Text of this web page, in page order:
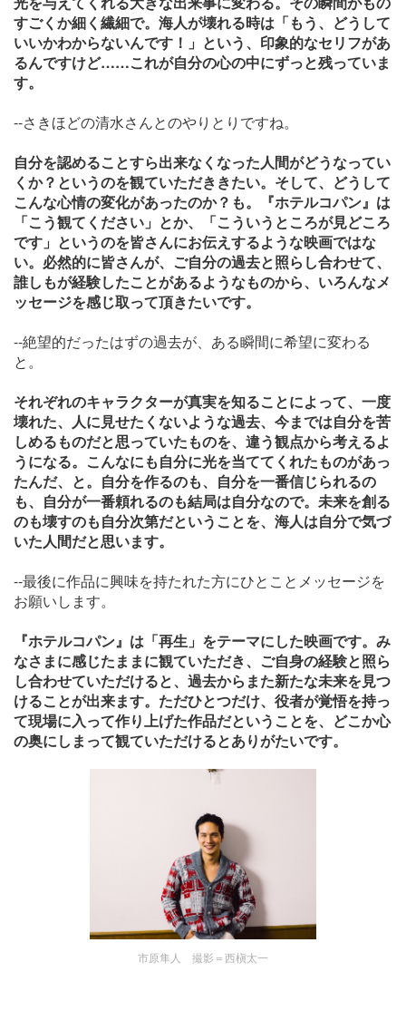
すごくか細く繊細で。海人が壊れる時は「もう、どうして
いいかわからないんです！」という、印象的なセリフがあ
るんですけど……これが自分の心の中にずっと残っていま
す。
--さきほどの清水さんとのやりとりですね。
自分を認めることすら出来なくなった人間がどうなってい
くか？というのを観ていただききたい。そして、どうして
こんな心情の変化があったのか？も。『ホテルコパン』は
「こう観てください」とか、「こういうところが見どころ
です」というのを皆さんにお伝えするような映画ではな
い。必然的に皆さんが、ご自分の過去と照らし合わせて、
誰しもが経験したことがあるようなものから、いろんなメ
ッセージを感じ取って頂きたいです。
--絶望的だったはずの過去が、ある瞬間に希望に変わる
と。
それぞれのキャラクターが真実を知ることによって、一度
壊れた、人に見せたくないような過去、今までは自分を苦
しめるものだと思っていたものを、違う観点から考えるよ
うになる。こんなにも自分に光を当ててくれたものがあっ
たんだ、と。自分を作るのも、自分を一番信じられるの
も、自分が一番頼れるのも結局は自分なので。未来を創る
のも壊すのも自分次第だということを、海人は自分で気づ
いた人間だと思います。
--最後に作品に興味を持たれた方にひとことメッセージを
お願いします。
『ホテルコパン』は「再生」をテーマにした映画です。み
なさまに感じたままに観ていただき、ご自身の経験と照ら
し合わせていただけると、過去からまた新たな未来を見つ
けることが出来ます。ただひとつだけ、役者が覚悟を持っ
て現場に入って作り上げた作品だということを、どこか心
の奥にしまって観ていただけるとありがたいです。
市原隼人 撮影＝西槇太一